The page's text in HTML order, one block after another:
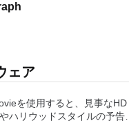
ェア
を使用すると、見事なHD
ハリウッドスタイルの予告編